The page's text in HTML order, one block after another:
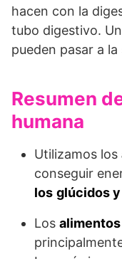
hacen con la
tubo digestivo.
pueden pasar a la
Resumen
humana
Utilizamos los
conseguir
los glúcidos
Los